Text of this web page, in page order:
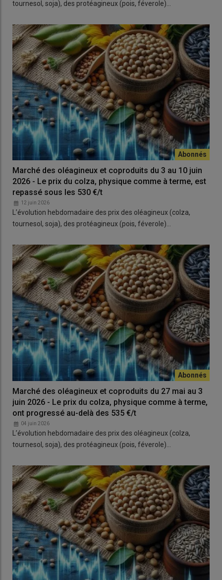
tournesol, soja), des protéagineux (pois, féverole)…
Marché des oléagineux et coproduits du 3 au 10 juin
2026 - Le prix du colza, physique comme à terme, est
repassé sous les 530 €/t
12 juin 2026
L’évolution hebdomadaire des prix des oléagineux (colza,
tournesol, soja), des protéagineux (pois, féverole)…
Marché des oléagineux et coproduits du 27 mai au 3
juin 2026 - Le prix du colza, physique comme à terme,
ont progressé au-delà des 535 €/t
04 juin 2026
L’évolution hebdomadaire des prix des oléagineux (colza,
tournesol, soja), des protéagineux (pois, féverole)…